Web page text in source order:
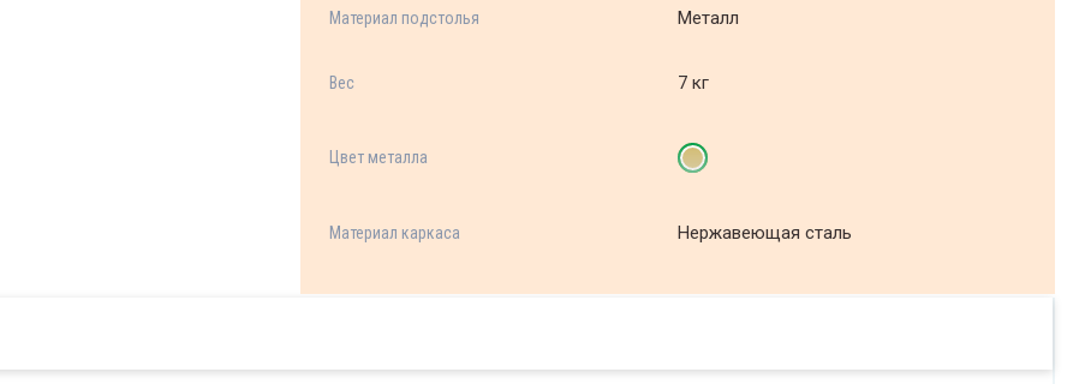
Материал подстолья Металл
Вес 7 кг
Цвет металла
Материал каркаса Нержавеющая сталь